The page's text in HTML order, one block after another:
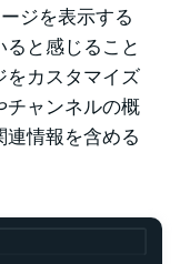
ジを表示する
と感じること
をカスタマイズ
チャンネルの概
情報を含める